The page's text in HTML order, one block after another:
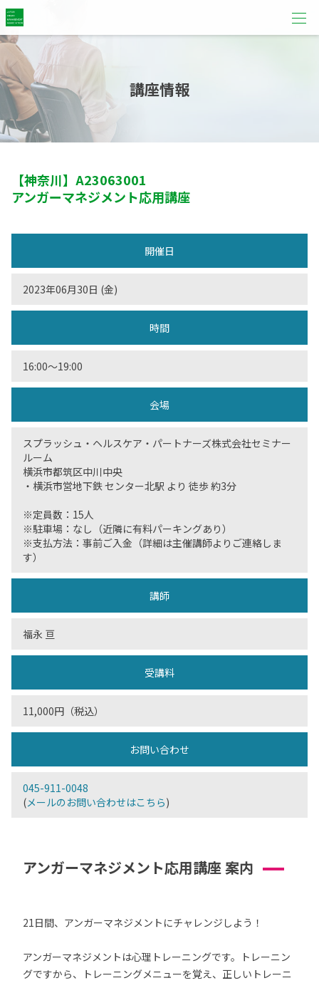
講座情報
【神奈川】 A23063001
アンガーマネジメント応用講座
開催日
2023年06月30日 (金)
時間
16:00〜19:00
会場
スプラッシュ・ヘルスケア・パートナーズ株式会社セミナー
ルーム
横浜市都筑区中川中央
・横浜市営地下鉄 センター北駅 より 徒歩 約3分
※定員数：15人
※駐車場：なし（近隣に有料パーキングあり）
※支払方法：事前ご入金（詳細は主催講師よりご連絡しま
す）
講師
福永 亘
受講料
11,000円（税込）
お問い合わせ
045-911-0048
(メールのお問い合わせはこちら)
アンガーマネジメント応用講座 案内
21日間、アンガーマネジメントにチャレンジしよう！
アンガーマネジメントは心理トレーニングです。トレーニン
グですから、トレーニングメニューを覚え、正しいトレーニ